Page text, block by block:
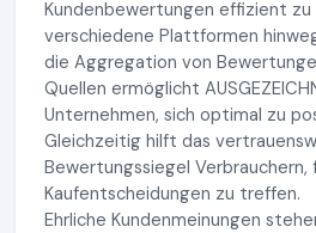
Kundenbewertungen effizient zu
verschiedene Plattformen
die Aggregation von
Quellen ermöglicht
Unternehmen, sich optimal zu
Gleichzeitig hilft das
Bewertungssiegel Verbrauchern,
Kaufentscheidungen zu treffen.
Ehrliche Kundenmeinungen